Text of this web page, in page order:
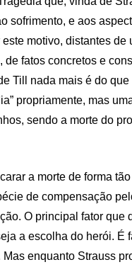
sofrimento, e aos
motivo, distantes
fatos concretos e
Till nada mais é do
propriamente, mas
sendo a morte do
a morte de forma
de compensação
O principal fator
a escolha do herói.
enquanto Strauss